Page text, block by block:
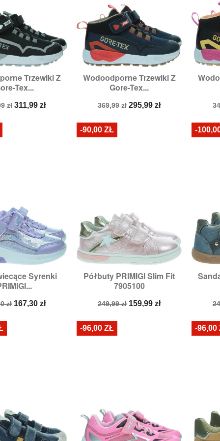
Trzewiki Z
Tex...
zł Cena
311,99 zł
podgląd
37
Wodoodporne Trzewiki Z
Gore-Tex...
Cena
369,99 zł Cena
295,99 zł
Szybki podgląd
Rozmiary:31
Syrenki
zł Cena
167,30 zł
podgląd
28,
Półbuty PRIMIGI Slim Fit
7905100
Cena
249,99 zł Cena
159,99 zł
Szybki podgląd
-90,00 ZŁ -
-96,00 ZŁ -96,00